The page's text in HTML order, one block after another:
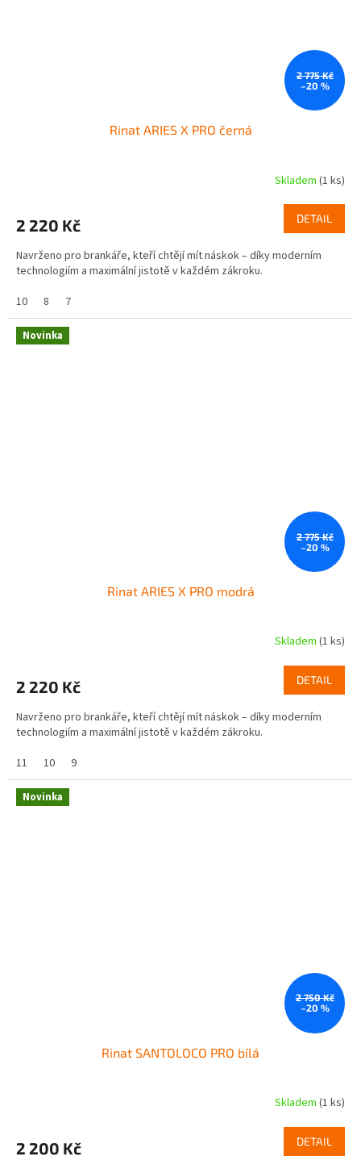
2 775 Kč
–20 %
Rinat ARIES X PRO černá
Skladem (1 ks)
2 220 Kč DETAIL
Navrženo pro brankáře, kteří chtějí mít náskok – díky moderním
technologiím a maximální jistotě v každém zákroku.
10
8 7
Novinka
2 775 Kč
–20 %
Rinat ARIES X PRO modrá
Skladem (1 ks)
2 220 Kč DETAIL
Navrženo pro brankáře, kteří chtějí mít náskok – díky moderním
technologiím a maximální jistotě v každém zákroku.
11
10 9
Novinka
2 750 Kč
–20 %
Rinat SANTOLOCO PRO bílá
Skladem (1 ks)
2 200 Kč DETAIL